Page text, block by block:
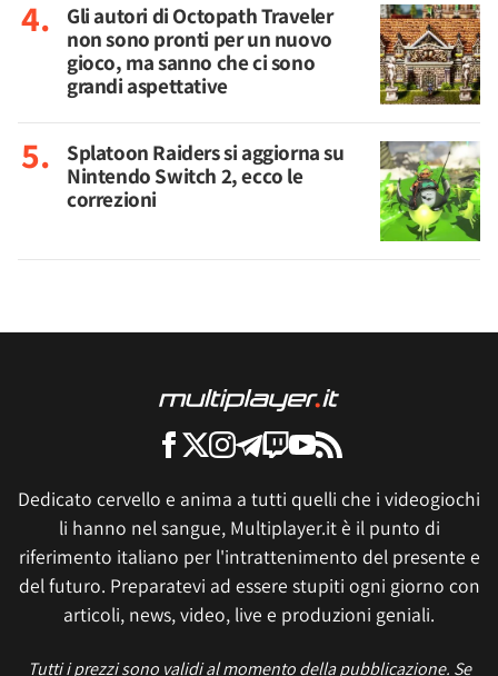
Gli autori di Octopath Traveler
non sono pronti per un nuovo
gioco, ma sanno che ci sono
grandi aspettative
Splatoon Raiders si aggiorna su
Nintendo Switch 2, ecco le
correzioni
Dedicato cervello e anima a tutti quelli che i videogiochi
li hanno nel sangue, Multiplayer.it è il punto di
riferimento italiano per l'intrattenimento del presente e
del futuro. Preparatevi ad essere stupiti ogni giorno con
articoli, news, video, live e produzioni geniali.
Tutti i prezzi sono validi al momento della pubblicazione. Se